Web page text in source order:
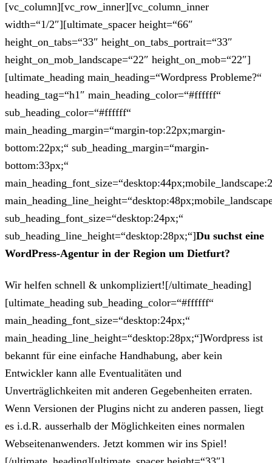
[vc_column][vc_row_inner][vc_column_inner
width=“1/2″][ultimate_spacer height=“66″
height_on_tabs=“33″ height_on_tabs_portrait=“33″
height_on_mob_landscape=“22″ height_on_mob=“22″]
[ultimate_heading main_heading=“Wordpress Probleme?“
heading_tag=“h1″ main_heading_color=“#ffffff“
sub_heading_color=“#ffffff“
main_heading_margin=“margin-top:22px;margin-
bottom:22px;“ sub_heading_margin=“margin-
bottom:33px;“
sub_heading_font_size=“desktop:24px;“
sub_heading_line_height=“desktop:28px;“]Du suchst eine
WordPress-Agentur in der Region um Dietfurt?
Wir helfen schnell & unkompliziert![/ultimate_heading]
[ultimate_heading sub_heading_color=“#ffffff“
main_heading_font_size=“desktop:24px;“
main_heading_line_height=“desktop:28px;“]Wordpress ist
bekannt für eine einfache Handhabung, aber kein
Entwickler kann alle Eventualitäten und
Unverträglichkeiten mit anderen Gegebenheiten erraten.
Wenn Versionen der Plugins nicht zu anderen passen, liegt
es i.d.R. ausserhalb der Möglichkeiten eines normalen
Webseitenanwenders. Jetzt kommen wir ins Spiel!